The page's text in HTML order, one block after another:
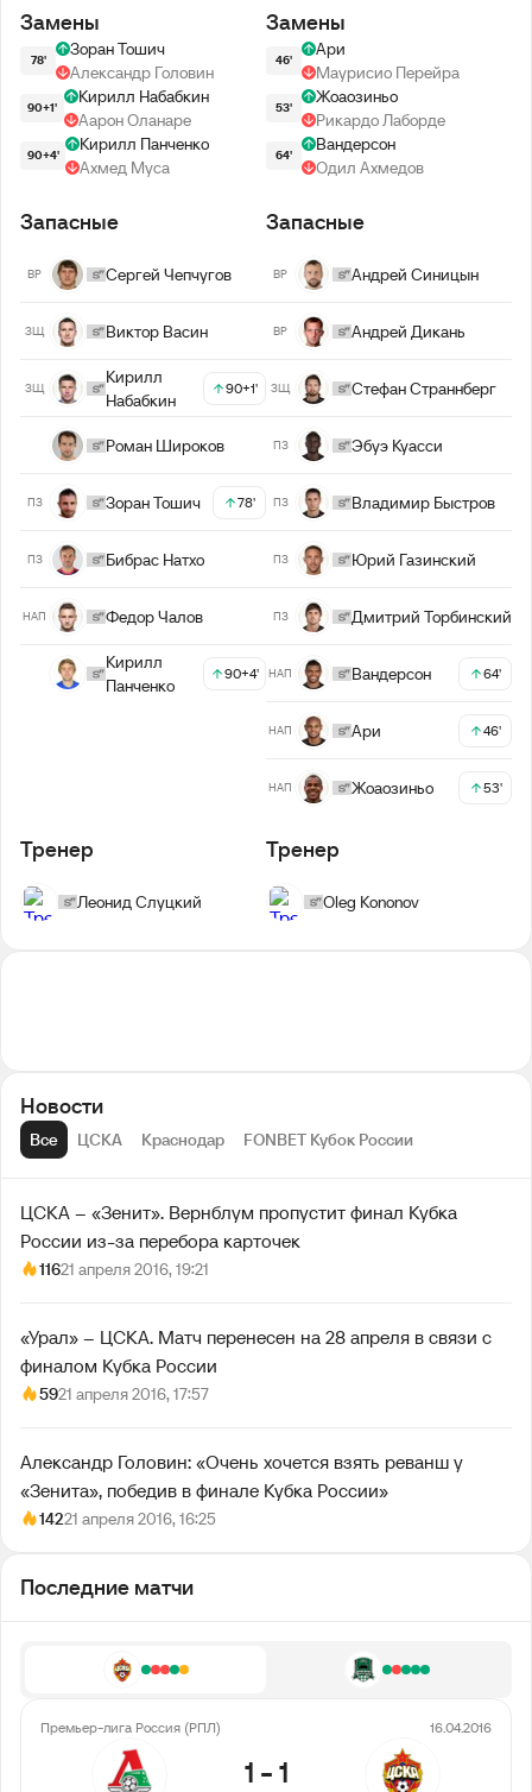
Замены
78'
Зоран Тошич
Александр Головин
90+1'
Кирилл Набабкин
Аарон Оланаре
90+4'
Кирилл Панченко
Ахмед Муса
Замены
46'
Ари
Маурисио Перейра
53'
Жоаозиньо
Рикардо Лаборде
64'
Вандерсон
Одил Ахмедов
Запасные
ВР Сергей Чепчугов
ЗЩ Виктор Васин
ЗЩ
Кирилл
Набабкин
90+1'
Роман Широков
ПЗ Зоран Тошич 78'
ПЗ Бибрас Натхо
НАП Федор Чалов
Кирилл
Панченко
90+4'
Запасные
ВР Андрей Синицын
ВР Андрей Дикань
ЗЩ Стефан Страннберг
ПЗ Эбуэ Куасси
ПЗ Владимир Быстров
ПЗ Юрий Газинский
ПЗ Дмитрий Торбинский
НАП Вандерсон 64'
НАП Ари 46'
НАП Жоаозиньо 53'
Тренер
Леонид Слуцкий
Тренер
Oleg Kononov
Новости
Все ЦСКА Краснодар FONBET Кубок России
ЦСКА – «Зенит». Вернблум пропустит финал Кубка
России из-за перебора карточек
11621 апреля 2016, 19:21
«Урал» – ЦСКА. Матч перенесен на 28 апреля в связи с
финалом Кубка России
5921 апреля 2016, 17:57
Александр Головин: «Очень хочется взять реванш у
«Зенита», победив в финале Кубка России»
14221 апреля 2016, 16:25
Последние матчи
Премьер-лига Россия (РПЛ) 16.04.2016
1 -1